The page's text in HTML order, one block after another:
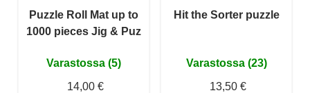
Puzzle Roll Mat up to
1000 pieces Jig & Puz
Varastossa (5)
14,00 €
Hit the Sorter puzzle
Varastossa (23)
13,50 €